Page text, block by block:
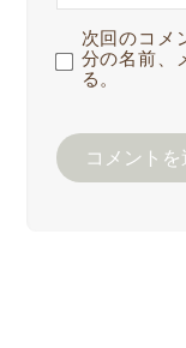
次回のコメ
分の名前、
る。